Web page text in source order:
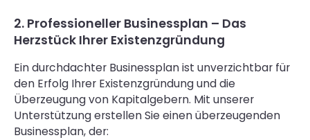
2. Professioneller Businessplan – Das
Herzstück Ihrer Existenzgründung
Ein durchdachter Businessplan ist unverzichtbar für
den Erfolg Ihrer Existenzgründung und die
Überzeugung von Kapitalgebern. Mit unserer
Unterstützung erstellen Sie einen überzeugenden
Businessplan, der: